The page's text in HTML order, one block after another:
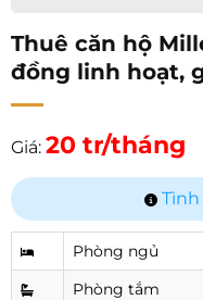
Thuê căn hộ
đồng linh hoạt,
Giá: 20 tr/tháng
Tình
Phòng ngủ
Phòng tắm